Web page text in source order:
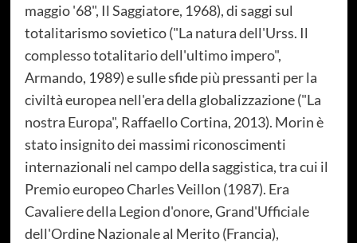
maggio '68", Il Saggiatore, 1968), di saggi sul
totalitarismo sovietico ("La natura dell'Urss. Il
complesso totalitario dell'ultimo impero",
Armando, 1989) e sulle sfide più pressanti per la
civiltà europea nell'era della globalizzazione ("La
nostra Europa", Raffaello Cortina, 2013). Morin è
stato insignito dei massimi riconoscimenti
internazionali nel campo della saggistica, tra cui il
Premio europeo Charles Veillon (1987). Era
Cavaliere della Legion d'onore, Grand'Ufficiale
dell'Ordine Nazionale al Merito (Francia),